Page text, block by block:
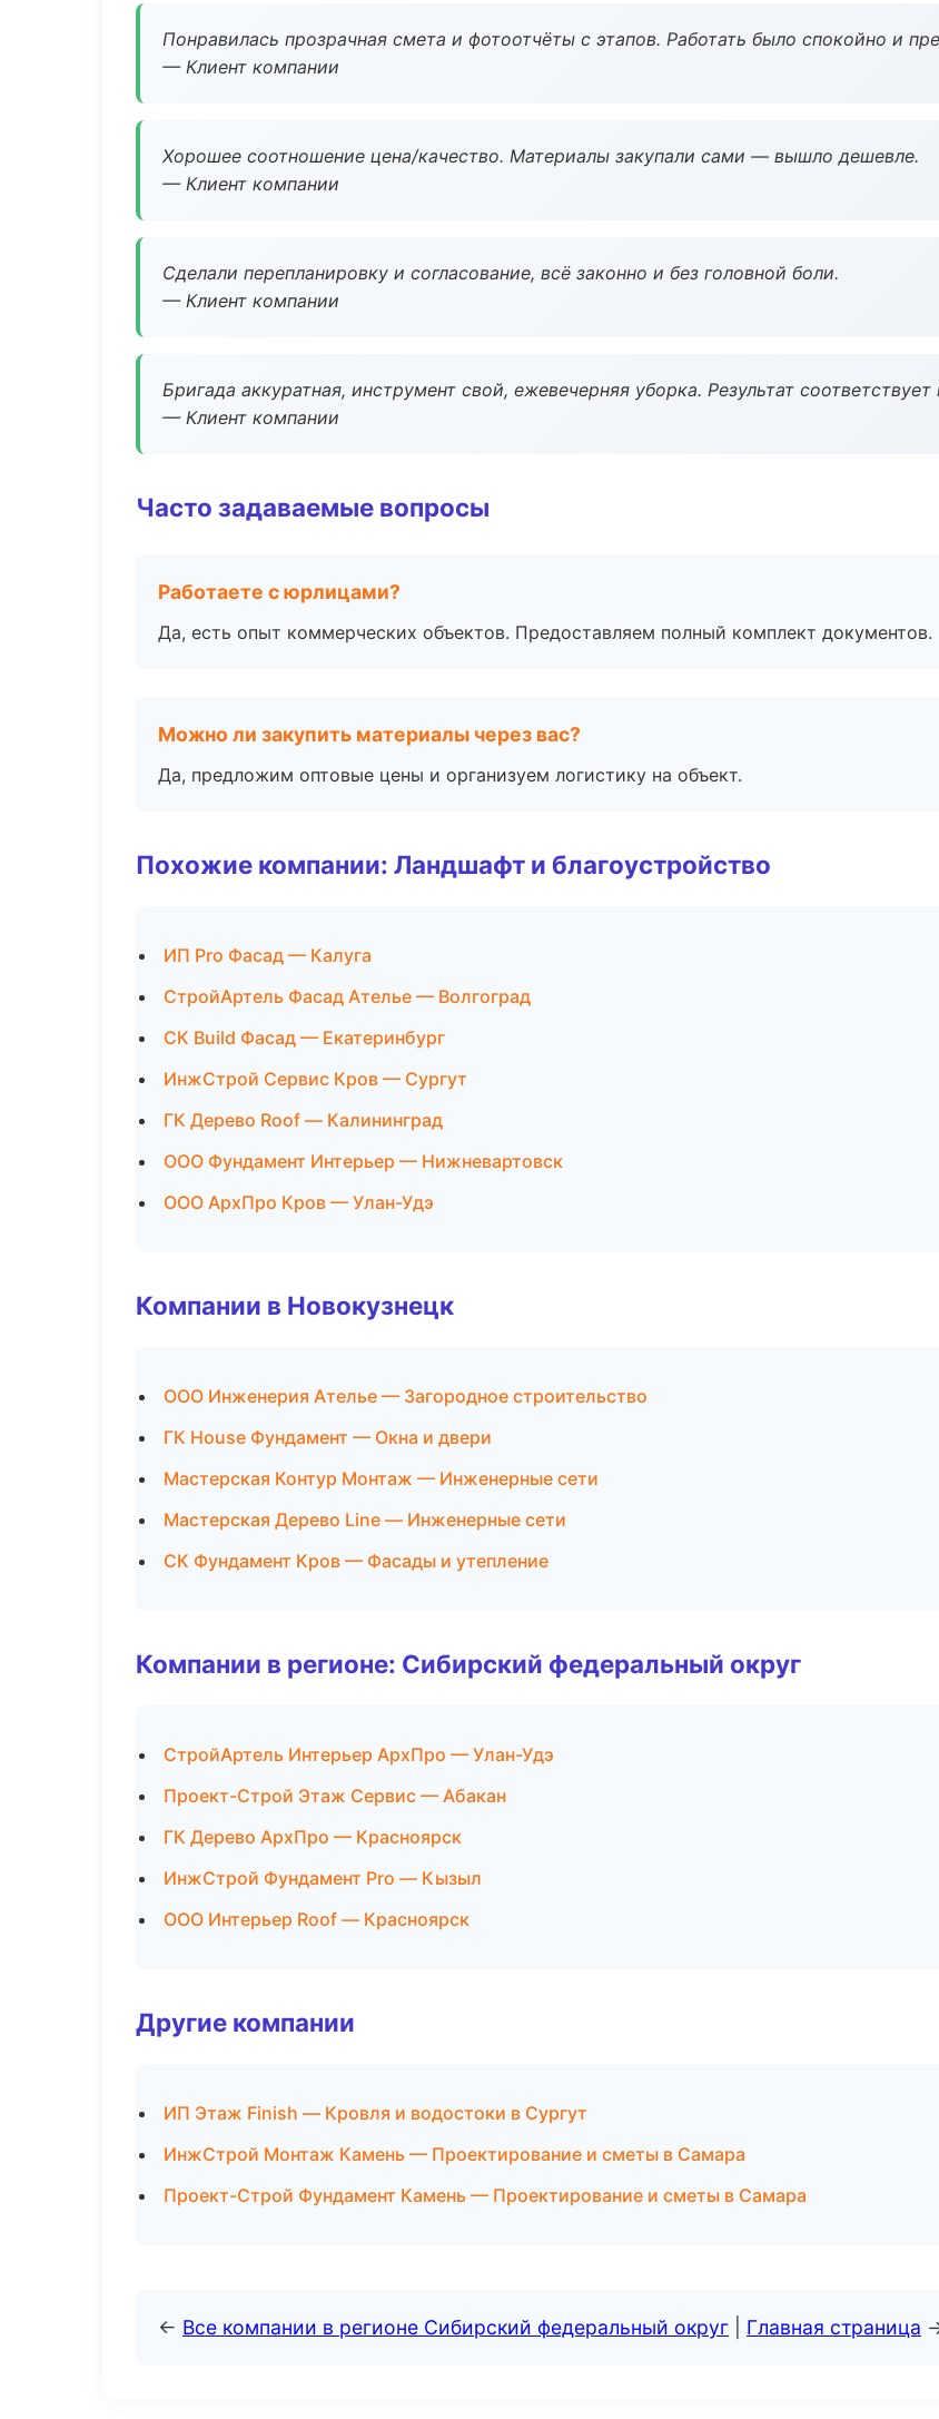
Понравилась прозрачная смета и фотоотчёты с этапов. Работать было спокойно и
— Клиент компании
Хорошее соотношение цена/качество. Материалы закупали сами — вышло дешевле.
— Клиент компании
Сделали перепланировку и согласование, всё законно и без головной боли.
— Клиент компании
Бригада аккуратная, инструмент свой, ежевечерняя уборка. Результат соответствует
— Клиент компании
Часто задаваемые вопросы
Работаете с юрлицами?
Да, есть опыт коммерческих объектов. Предоставляем полный комплект документов.
Можно ли закупить материалы через вас?
Да, предложим оптовые цены и организуем логистику на объект.
Похожие компании: Ландшафт и благоустройство
ИП Pro Фасад — Калуга
СтройАртель Фасад Ателье — Волгоград
СК Build Фасад — Екатеринбург
ИнжСтрой Сервис Кров — Сургут
ГК Дерево Roof — Калининград
ООО Фундамент Интерьер — Нижневартовск
ООО АрхПро Кров — Улан-Удэ
Компании в Новокузнецк
ООО Инженерия Ателье — Загородное строительство
ГК House Фундамент — Окна и двери
Мастерская Контур Монтаж — Инженерные сети
Мастерская Дерево Line — Инженерные сети
СК Фундамент Кров — Фасады и утепление
Компании в регионе: Сибирский федеральный округ
СтройАртель Интерьер АрхПро — Улан-Удэ
Проект-Строй Этаж Сервис — Абакан
ГК Дерево АрхПро — Красноярск
ИнжСтрой Фундамент Pro — Кызыл
ООО Интерьер Roof — Красноярск
Другие компании
ИП Этаж Finish — Кровля и водостоки в Сургут
ИнжСтрой Монтаж Камень — Проектирование и сметы в Самара
Проект-Строй Фундамент Камень — Проектирование и сметы в Самара
← Все компании в регионе Сибирский федеральный округ Главная страница